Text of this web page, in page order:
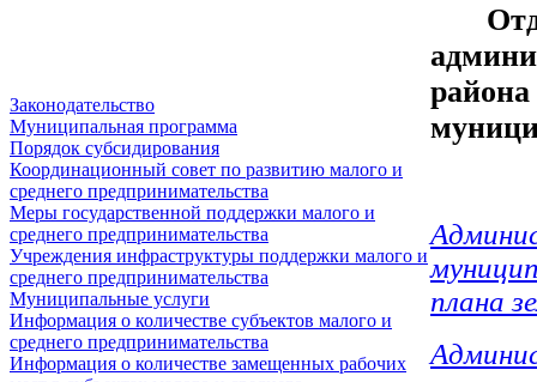
Законодательство
Муниципальная программа
Порядок субсидирования
Координационный совет по развитию малого и
среднего предпринимательства
Меры государственной поддержки малого и
среднего предпринимательства
Учреждения инфраструктуры поддержки малого и
среднего предпринимательства
Муниципальные услуги
Информация о количестве субъектов малого и
среднего предпринимательства
Информация о количестве замещенных рабочих
плана